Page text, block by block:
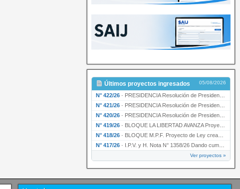
Últimos proyectos ingresados 05/08/2026
N° 422/26 · PRESIDENCIA Resolución de Presidencia N° 200/26 para su ratificación.
N° 421/26 · PRESIDENCIA Resolución de Presidencia N° 199/26 para su ratificación.
N° 420/26 · PRESIDENCIA Resolución de Presidencia N° 198/26 para su ratificación.
N° 419/26 · BLOQUE LA LIBERTAD AVANZA Proyecto de Ley declarando la esencialidad del servicio educativ…
N° 418/26 · BLOQUE M.P.F. Proyecto de Ley creando el Ente Único Regulador de servicios públicos de la …
N° 417/26 · I.P.V. y H. Nota N° 1358/26 Dando cumplimiento al artículo 29 de la Ley provincial N° 1399…
Ver proyectos »